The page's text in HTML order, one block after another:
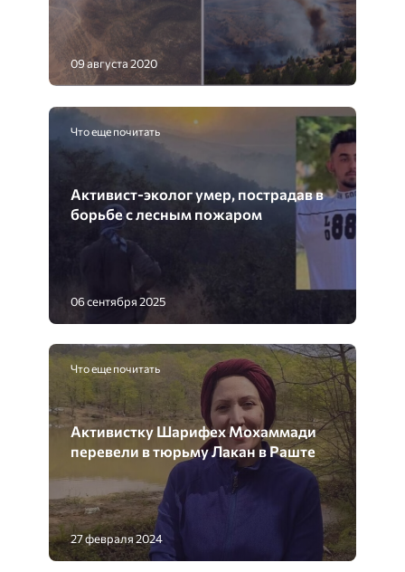
09 августа 2020
Что еще почитать
Активист-эколог умер, пострадав в
борьбе с лесным пожаром
06 сентября 2025
Что еще почитать
Активистку Шарифех Мохаммади
перевели в тюрьму Лакан в Раште
27 февраля 2024